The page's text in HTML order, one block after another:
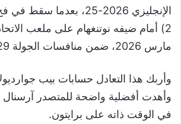
مارس 2026، ضمن منافسات الجولة 29.
وأربك هذا التعادل حسابات بيب
وأهدت أفضلية واضحة للمتصدر آرسنال
في الوقت ذاته على برايتون.